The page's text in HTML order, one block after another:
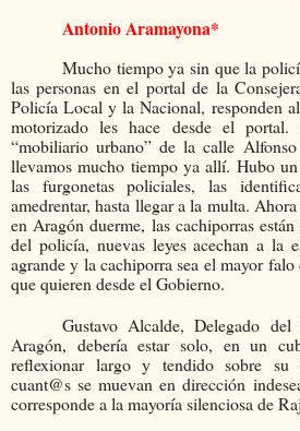
Antonio Aramayona*
Mucho tiempo ya sin que la
las personas en el portal de la
Policía Local y la Nacional, responden
motorizado les hace desde el
“mobiliario urbano” de la calle
llevamos mucho tiempo ya allí. Hubo
las furgonetas policiales, las
amedrentar, hasta llegar a la multa.
en Aragón duerme, las cachiporras
del policía, nuevas leyes acechan a la
agrande y la cachiporra sea el mayor
que quieren desde el Gobierno.
Gustavo Alcalde, Delegado
Aragón, debería estar solo, en un
reflexionar largo y tendido sobre su
cuant@s se muevan en dirección
corresponde a la mayoría silenciosa de